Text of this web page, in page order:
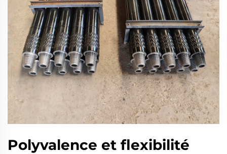
Polyvalence et flexibilité